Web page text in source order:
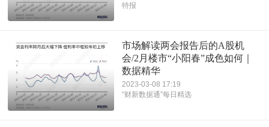
特报
市场解读两会报告后的A股机
会/2月楼市“小阳春”成色如何｜
数据精华
2023-03-08 17:19
“财新数据通”每日精选